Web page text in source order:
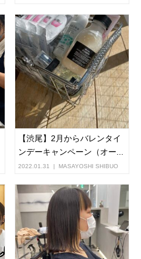
【渋尾】2月からバレンタイ
ンデーキャンペーン（オー...
2022.01.31 MASAYOSHI SHIBUO